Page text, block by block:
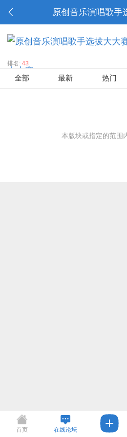
原创音乐演唱歌手
大大赛
排名: 43
全部 最新 热门
本版块或指定的范围
首页 在线论坛